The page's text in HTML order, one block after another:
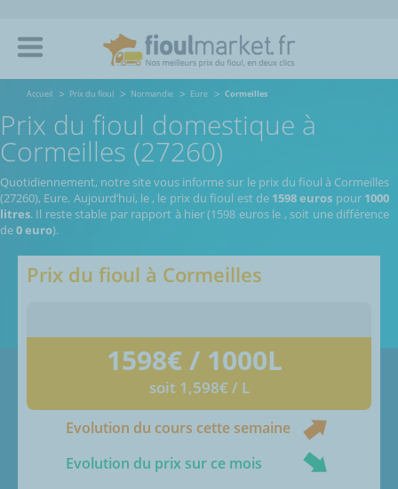
Accueil Prix du fioul Normandie Eure Cormeilles
Prix du fioul domestique à
Cormeilles (27260)
Quotidiennement, notre site vous informe sur le prix du fioul à Cormeilles
(27260), Eure. Aujourd’hui, le , le prix du fioul est de 1598 euros pour 1000
litres. Il reste stable par rapport à hier (1598 euros le , soit une différence
de0 euro).
Prix du fioul à Cormeilles
1598€ / 1000L
soit 1,598€ / L
Evolution du cours cette semaine
Evolution du prix sur ce mois